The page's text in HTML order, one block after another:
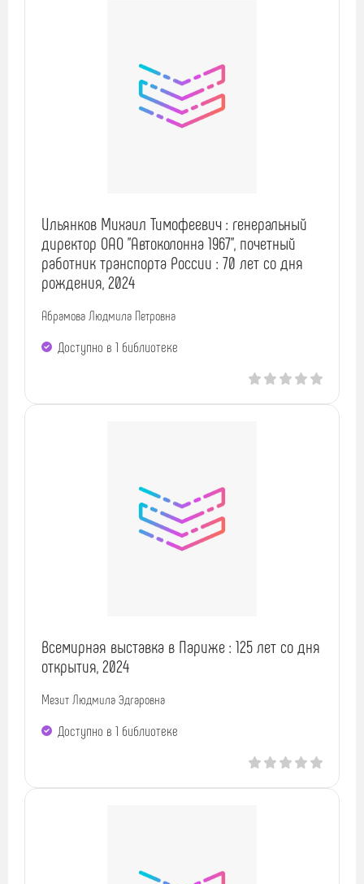
Ильянков Михаил Тимофеевич : генеральный
директор ОАО "Автоколонна 1967", почетный
работник транспорта России : 70 лет со дня
рождения, 2024
Абрамова Людмила Петровна
Доступно в 1 библиотекe
Всемирная выставка в Париже : 125 лет со дня
открытия, 2024
Мезит Людмила Эдгаровна
Доступно в 1 библиотекe